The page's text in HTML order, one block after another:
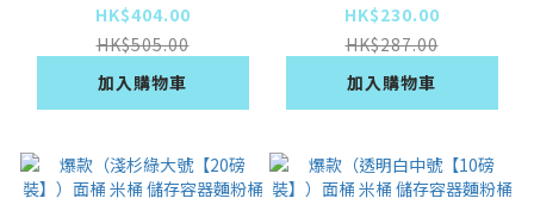
桶 儲存容器麵粉桶
HK$404.00
HK$505.00
加入購物車
桶 儲存容器麵粉桶
HK$230.00
HK$287.00
加入購物車